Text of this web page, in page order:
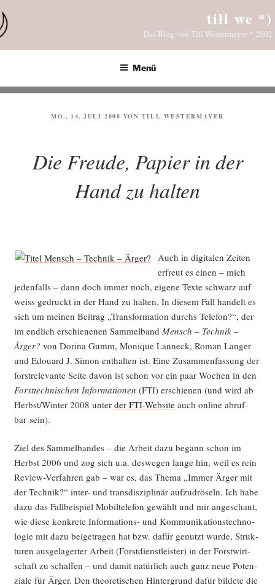
Inhalt
springen
till we *)
Das Blog von Till Westermayer * 2002
Menü
VERÖFFENTLICHT
MO., 14. JULI 2008 VON TILL WESTERMAYER
Die Freude, Papier in der
Hand zu halten
Auch in digi­ta­len Zei­ten
erfreut es einen – mich
jeden­falls – dann doch immer noch, eige­ne Tex­te schwarz auf
weiss gedruckt in der Hand zu hal­ten. In die­sem Fall han­delt es
sich um mei­nen Bei­trag „Trans­for­ma­ti­on durchs Tele­fon?“, der
im end­lich erschie­ne­nen Sam­mel­band Mensch – Tech­nik –
Ärger? von Dori­na Gumm, Moni­que Lanneck, Roman Lan­ger
und Edouard J. Simon ent­hal­ten ist. Eine Zusam­men­fas­sung der
forst­re­le­van­te Sei­te davon ist schon vor ein paar Wochen in den
Forst­tech­ni­schen Infor­ma­tio­nen (FTI) erschie­nen (und wird ab
Herbst/Winter 2008 unter der FTI-Web­siteauch online abruf­
bar sein).
Ziel des Sam­mel­ban­des – die Arbeit dazu begann schon im
Herbst 2006 und zog sich u.a. des­we­gen lan­ge hin, weil es rein
Review-Ver­fah­ren gab – war es, das The­ma „Immer Ärger mit
der Tech­nik?“ inter- und trans­dis­zi­pli­när auf­zu­drö­seln. Ich habe
dazu das Fall­bei­spiel Mobil­te­le­fon gewählt und mir ange­schaut,
wie die­se kon­kre­te Infor­ma­ti­ons- und Kom­mu­ni­ka­ti­ons­tech­no­
lo­gie mit dazu bei­getra­gen hat bzw. dafür genutzt wur­de, Struk­
tu­ren aus­ge­la­ger­ter Arbeit (Forst­dienst­leis­ter) in der Forst­wirt­
schaft zu schaf­fen – und damit natür­lich auch ganz neue Poten­
zia­le für Ärger. Den theo­re­ti­schen Hin­ter­grund dafür bil­de­te die